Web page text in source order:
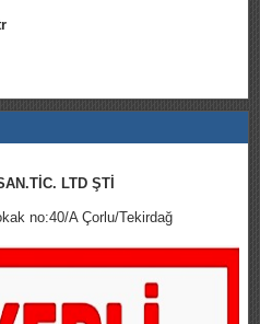
LTD ŞTİ
no:40/A Çorlu/Tekirdağ